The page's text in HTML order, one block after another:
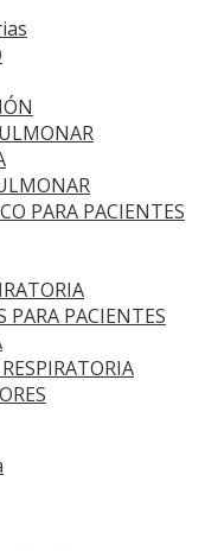
PARA PACIENTES
PACIENTES